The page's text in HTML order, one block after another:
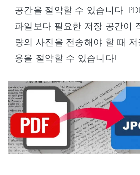
공간을 절약할 수 있습니다.
파일보다 필요한 저장 공간이
량의 사진을 전송해야 할 때
용을 절약할 수 있습니다!